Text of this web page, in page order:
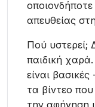
απευθείας
Πού υστερεί;
παιδική
είναι
τα βίντεο
την αφήγηση